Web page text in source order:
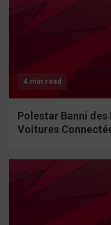
4 min read
Polestar Banni des
Voitures